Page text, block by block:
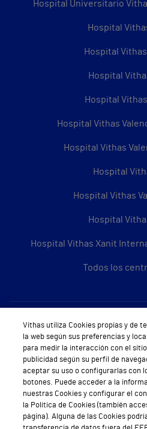
Hospital Universitario
Hospital
Hospital
Hospital
Hospital
Hospital Vithas
Hospital Vithas
Hospital
Hospital Vithas
Hospital
Hospital Vithas Xanit
Todos los
Sobre
Quiénes
Trabajar en
Teléfono
Teléfono
Vithas utiliza Cookies propias y de
la web según sus preferencias y
para medir la interacción con el
publicidad según su perfil de
aceptar su uso o configurarlas con
botones. Puede acceder a la
nuestras Cookies y configurar el
la Política de Cookies (también
página). Alguna de las Cookies